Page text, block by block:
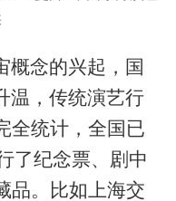
概念的兴起，国
温，传统演艺行
全统计，全国已
了纪念票、剧中
品。比如上海交